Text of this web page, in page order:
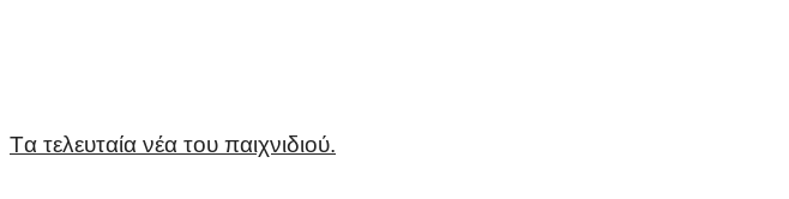
Tα τελευταία νέα του παιχνιδιού.